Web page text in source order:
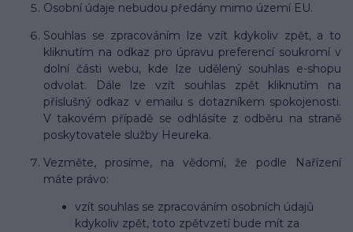
Osobní údaje nebudou předány mimo území EU.
Souhlas se zpracováním lze vzít kdykoliv zpět, a to
kliknutím na odkaz pro úpravu preferencí soukromí v
dolní části webu, kde lze udělený souhlas e-shopu
odvolat. Dále lze vzít souhlas zpět kliknutím na
příslušný odkaz v emailu s dotazníkem spokojenosti.
V takovém případě se odhlásíte z odběru na straně
poskytovatele služby Heureka.
Vezměte, prosíme, na vědomí, že podle Nařízení
máte právo:
vzít souhlas se zpracováním osobních údajů
kdykoliv zpět, toto zpětvzetí bude mít za